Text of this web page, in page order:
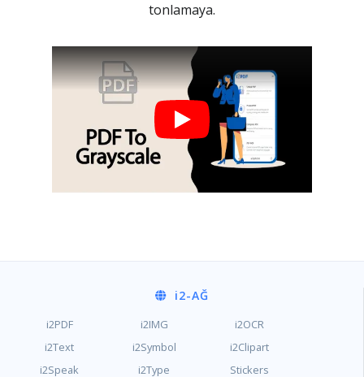
tonlamaya.
i2-AĞ
i2PDF i2IMG
i2OCR
i2Text
i2Symbol
i2Clipart
i2Speak
i2Type Stickers